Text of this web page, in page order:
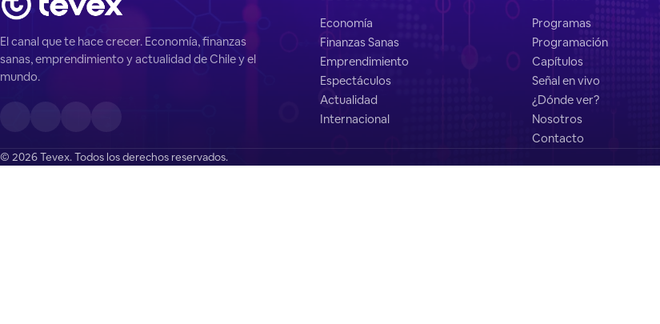
El canal que te hace crecer. Economía, finanzas
sanas, emprendimiento y actualidad de Chile y el
mundo.
Economía
Finanzas Sanas
Emprendimiento
Espectáculos
Actualidad
Internacional
Programas
Programación
Capítulos
Señal en vivo
¿Dónde ver?
Nosotros
Contacto
© 2026 Tevex. Todos los derechos reservados.